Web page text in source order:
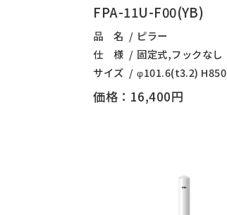
FPA-11U-F00(YB)
品 名
ピラー
仕 様
固定式,フックなし
サイズ
φ101.6(t3.2) H850
価格：16,400円